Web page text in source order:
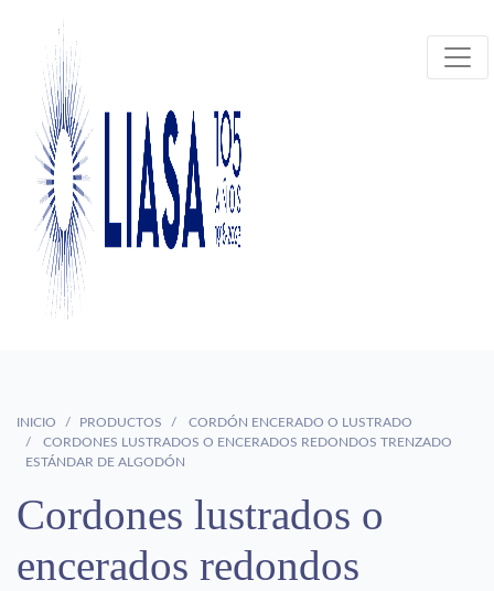
INICIO PRODUCTOS
CORDÓN ENCERADO O LUSTRADO
CORDONES LUSTRADOS O ENCERADOS REDONDOS TRENZADO
ESTÁNDAR DE ALGODÓN
Cordones lustrados o
encerados redondos